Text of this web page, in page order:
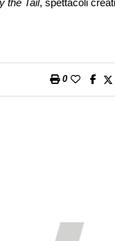
the Tail, spettacoli
0